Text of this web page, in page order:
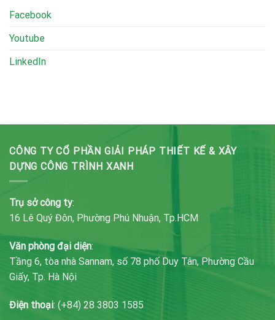
Facebook
Youtube
LinkedIn
CÔNG TY CỔ PHẦN GIẢI PHÁP THIẾT KẾ & XÂY
DỰNG CÔNG TRÌNH XANH
Trụ sở công ty:
16 Lê Quý Đôn, Phường Phú Nhuận, Tp.HCM
Văn phòng đại diện:
Tầng 6, tòa nhà Sannam, số 78 phố Duy Tân, Phường Cầu
Giấy, Tp. Hà Nội
Điện thoại: (+84) 28 3803 1585